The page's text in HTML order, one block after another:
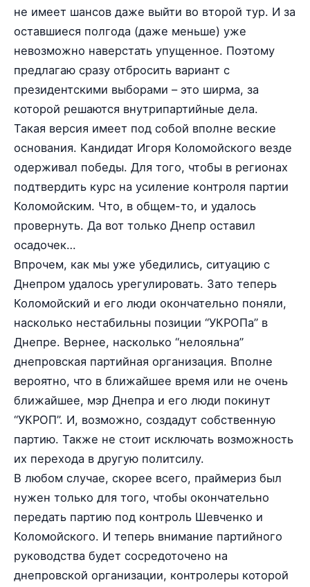
не имеет шансов даже выйти во второй тур. И за
оставшиеся полгода (даже меньше) уже
невозможно наверстать упущенное. Поэтому
предлагаю сразу отбросить вариант с
президентскими выборами – это ширма, за
которой решаются внутрипартийные дела.
Такая версия имеет под собой вполне веские
основания. Кандидат Игоря Коломойского везде
одерживал победы. Для того, чтобы в регионах
подтвердить курс на усиление контроля партии
Коломойским. Что, в общем-то, и удалось
провернуть. Да вот только Днепр оставил
осадочек…
Впрочем, как мы уже убедились, ситуацию с
Днепром удалось урегулировать. Зато теперь
Коломойский и его люди окончательно поняли,
насколько нестабильны позиции “УКРОПа” в
Днепре. Вернее, насколько “нелояльна”
днепровская партийная организация. Вполне
вероятно, что в ближайшее время или не очень
ближайшее, мэр Днепра и его люди покинут
“УКРОП”. И, возможно, создадут собственную
партию. Также не стоит исключать возможность
их перехода в другую политсилу.
В любом случае, скорее всего, праймериз был
нужен только для того, чтобы окончательно
передать партию под контроль Шевченко и
Коломойского. И теперь внимание партийного
руководства будет сосредоточено на
днепровской организации, контролеры которой